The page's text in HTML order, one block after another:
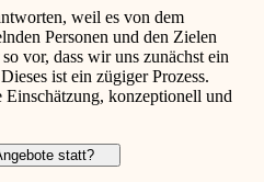
weil es von dem
Personen und den Zielen
vor, dass wir uns zunächst ein
ist ein zügiger Prozess.
konzeptionell und
statt?